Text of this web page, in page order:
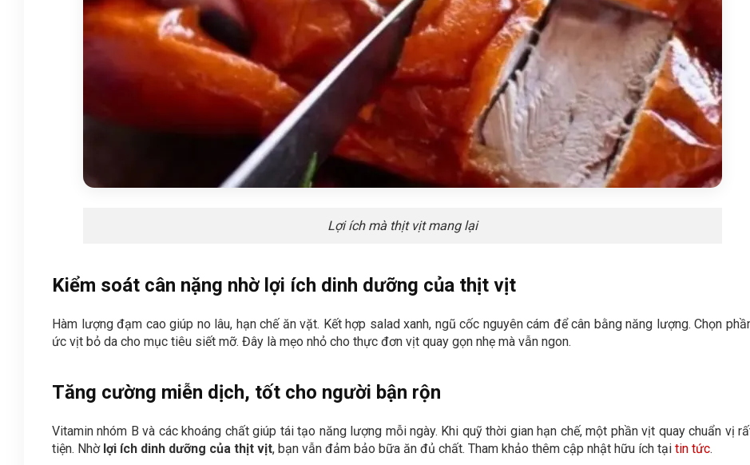
Lợi ích mà thịt vịt mang lại
Kiểm soát cân nặng nhờ lợi ích dinh dưỡng của thịt vịt
Hàm lượng đạm cao giúp no lâu, hạn chế ăn vặt. Kết hợp salad xanh, ngũ cốc nguyên cám để cân bằng năng lượng. Chọn
ức vịt bỏ da cho mục tiêu siết mỡ. Đây là mẹo nhỏ cho thực đơn vịt quay gọn nhẹ mà vẫn ngon.
Tăng cường miễn dịch, tốt cho người bận rộn
Vitamin nhóm B và các khoáng chất giúp tái tạo năng lượng mỗi ngày. Khi quỹ thời gian hạn chế, một phần vịt quay chuẩn vị
tiện. Nhờ lợi ích dinh dưỡng của thịt vịt, bạn vẫn đảm bảo bữa ăn đủ chất. Tham khảo thêm cập nhật hữu ích tại tin tức.